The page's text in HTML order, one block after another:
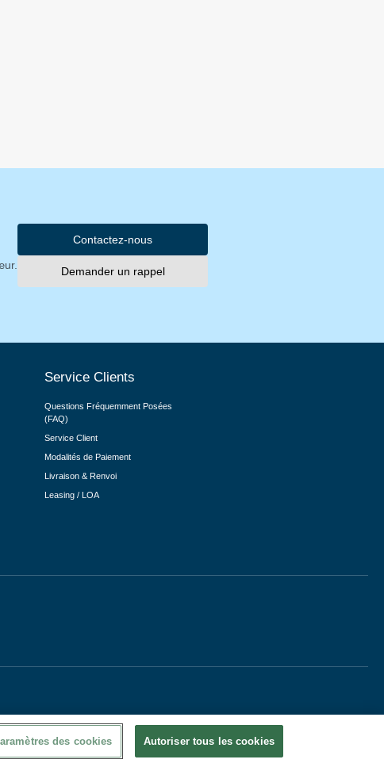
Contactez-nous
Demander un rappel
Service Clients
Questions Fréquemment Posées
(FAQ)
Service Client
Modalités de Paiement
Livraison & Renvoi
Leasing / LOA
des cookies Autoriser tous les cookies